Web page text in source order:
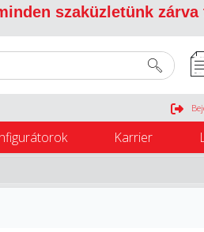
szaküzletünk zárva
Belépés
Karrier